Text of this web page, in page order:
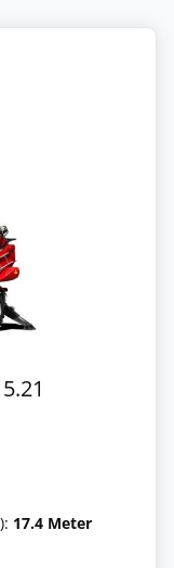
17.4 Meter